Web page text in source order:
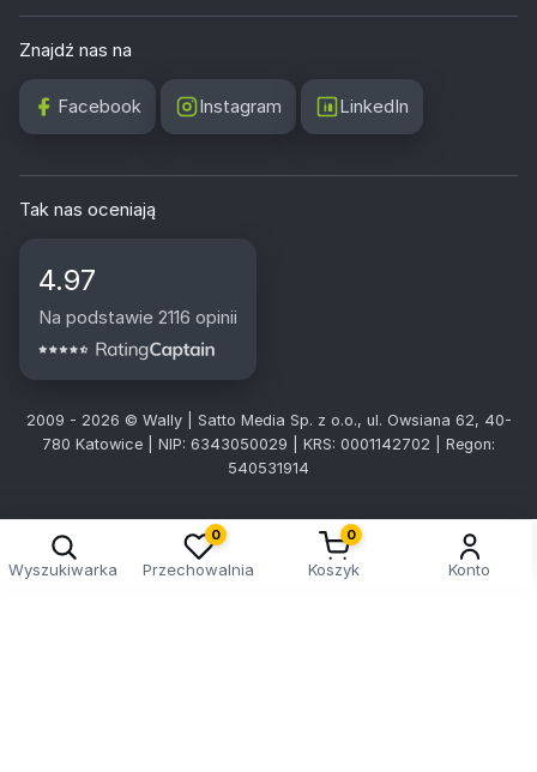
Znajdź nas na
Facebook Instagram LinkedIn
Tak nas oceniają
4.97
Na podstawie 2116 opinii
2009 - 2026 © Wally | Satto Media Sp. z o.o., ul. Owsiana 62, 40-
780 Katowice | NIP: 6343050029 | KRS: 0001142702 | Regon:
540531914
Wyszukiwarka
0
Przechowalnia
0
Koszyk Konto